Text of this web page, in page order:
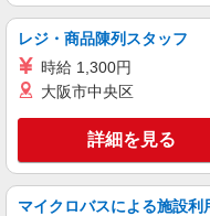
善手当：
により変
間） ※
認知症
・介護
秦野
キープ
株式会社kotrio /●YK-H-
渋沢駅
除など♪
時給
レジ・商品陳列スタッフ
時給 1,300円
大阪市中央区
詳細を見る
マイクロバスによる施設利